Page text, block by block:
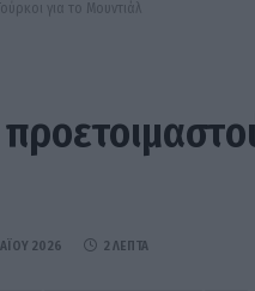
για το Μουντιάλ
2026 2 ΛΕΠΤΆ